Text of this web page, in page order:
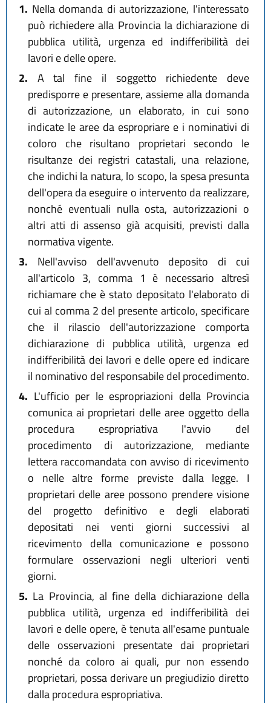
1. Nella domanda di autorizzazione, l'interessato
può richiedere alla Provincia la dichiarazione di
pubblica utilità, urgenza ed indifferibilità dei
lavori e delle opere.
2. A tal fine il soggetto richiedente deve
predisporre e presentare, assieme alla domanda
di autorizzazione, un elaborato, in cui sono
indicate le aree da espropriare e i nominativi di
coloro che risultano proprietari secondo le
risultanze dei registri catastali, una relazione,
che indichi la natura, lo scopo, la spesa presunta
dell'opera da eseguire o intervento da realizzare,
nonché eventuali nulla osta, autorizzazioni o
altri atti di assenso già acquisiti, previsti dalla
normativa vigente.
3. Nell'avviso dell'avvenuto deposito di cui
all'articolo 3, comma 1 è necessario altresì
richiamare che è stato depositato l'elaborato di
cui al comma 2 del presente articolo, specificare
che il rilascio dell'autorizzazione comporta
dichiarazione di pubblica utilità, urgenza ed
indifferibilità dei lavori e delle opere ed indicare
il nominativo del responsabile del procedimento.
4. L'ufficio per le espropriazioni della Provincia
comunica ai proprietari delle aree oggetto della
procedura espropriativa l'avvio del
procedimento di autorizzazione, mediante
lettera raccomandata con avviso di ricevimento
o nelle altre forme previste dalla legge. I
proprietari delle aree possono prendere visione
del progetto definitivo e degli elaborati
depositati nei venti giorni successivi al
ricevimento della comunicazione e possono
formulare osservazioni negli ulteriori venti
giorni.
5. La Provincia, al fine della dichiarazione della
pubblica utilità, urgenza ed indifferibilità dei
lavori e delle opere, è tenuta all'esame puntuale
delle osservazioni presentate dai proprietari
nonché da coloro ai quali, pur non essendo
proprietari, possa derivare un pregiudizio diretto
dalla procedura espropriativa.